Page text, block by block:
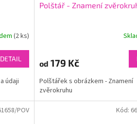
(2 ks)
DETAIL
údaji
Polštář - Znamení
od 179 Kč
Polštářek s obrázkem - Znamení
zvěrokruhu
POV Kód: